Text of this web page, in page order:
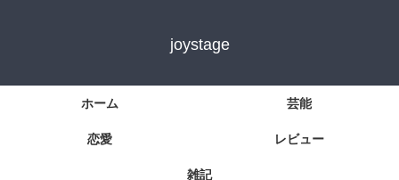
joystage
ホーム 芸能
恋愛 レビュー
雑記